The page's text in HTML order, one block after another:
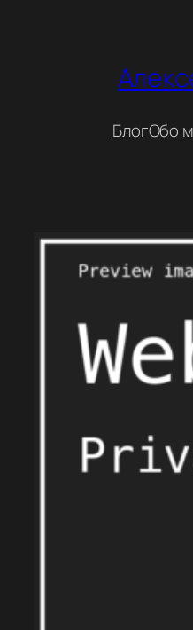
БлогОбо